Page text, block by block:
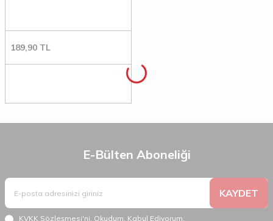
189,90 TL
E-Bülten Aboneliği
KAYDET
KVKK Sözleşmesi'ni, Okudum, Kabul Ediyorum.